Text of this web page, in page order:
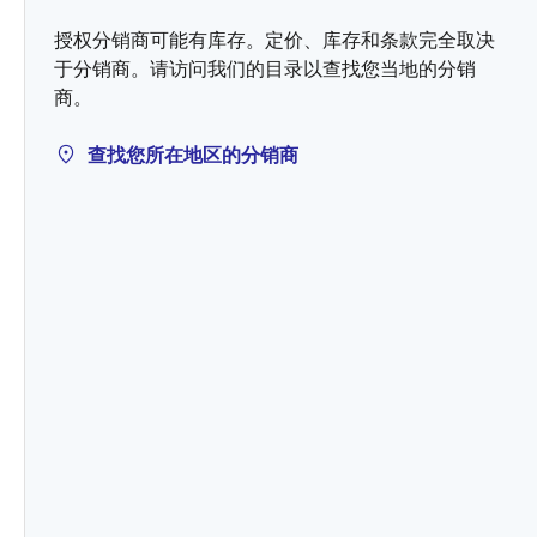
授权分销商可能有库存。定价、库存和条款完全取决
于分销商。请访问我们的目录以查找您当地的分销
商。
查找您所在地区的分销商